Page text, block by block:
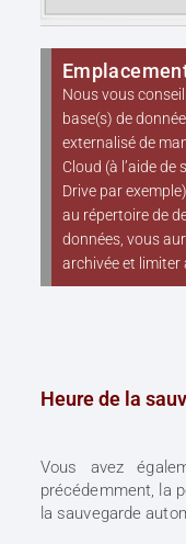
Nous vous
base(s) de
externalisé de
Cloud (à l’aide
Drive par
au répertoire de
données, vous
archivée et limiter
Heure de la
Vous avez
précédemment, la
la sauvegarde